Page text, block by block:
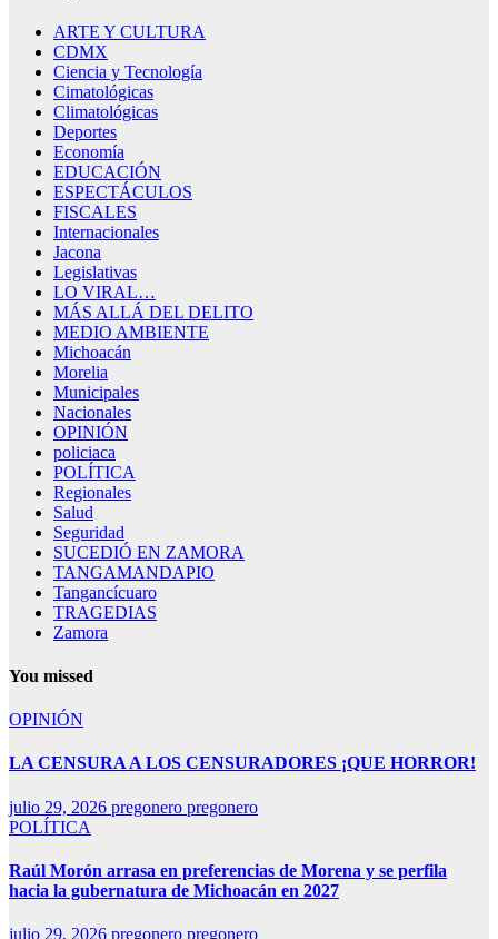
ARTE Y CULTURA
CDMX
Ciencia y Tecnología
Cimatológicas
Climatológicas
Deportes
Economía
EDUCACIÓN
ESPECTÁCULOS
FISCALES
Internacionales
Jacona
Legislativas
LO VIRAL…
MÁS ALLÁ DEL DELITO
MEDIO AMBIENTE
Michoacán
Morelia
Municipales
Nacionales
OPINIÓN
policiaca
POLÍTICA
Regionales
Salud
Seguridad
SUCEDIÓ EN ZAMORA
TANGAMANDAPIO
Tangancícuaro
TRAGEDIAS
Zamora
You missed
OPINIÓN
LA CENSURA A LOS CENSURADORES ¡QUE HORROR!
julio 29, 2026 pregonero pregonero
POLÍTICA
Raúl Morón arrasa en preferencias de Morena y se perfila
hacia la gubernatura de Michoacán en 2027
julio 29, 2026 pregonero pregonero